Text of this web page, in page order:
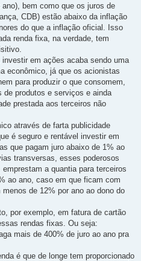
bem como que os juros de
CDB) estão abaixo da inflação
do que a inflação oficial. Isso
renda fixa, na verdade, tem
em ações acaba sendo uma
econômico, já que os acionistas
para produzir o que consomem,
de produtos e serviços e ainda
prestada aos terceiros não
através de farta publicidade
é seguro e rentável investir em
que pagam juro abaixo de 1% ao
transversas, esses poderosos
a quantia para terceiros
ao ano, caso em que ficam com
de 12% por ano ao dono do
por exemplo, em fatura de cartão
rendas fixas. Ou seja:
mais de 400% de juro ao ano pra
é que de longe tem proporcionado